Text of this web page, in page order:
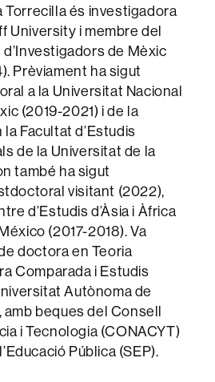
Torrecilla és investigadora
University i membre del
de Mèxic
Prèviament ha sigut
a la Universitat Nacional
(2019-2021) i de la
Facultat d’Estudis
de la Universitat de la
també ha sigut
visitant (2022),
d’Estudis d’Àsia i Àfrica
(2017-2018). Va
doctora en Teoria
Comparada i Estudis
Autònoma de
amb beques del Consell
i Tecnologia (CONACYT)
Pública (SEP).